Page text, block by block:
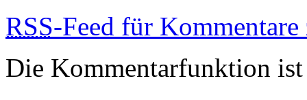
RSS-Feed für
Die Kommentarfunktion